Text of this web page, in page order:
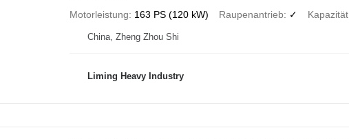
Motorleistung
163 PS (120 kW) Raupenantrieb ✓ Kapazität
China, Zheng Zhou Shi
Liming Heavy Industry